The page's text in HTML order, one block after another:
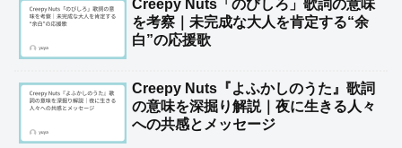
Creepy Nuts「のびしろ」歌詞の意味
を考察｜未完成な大人を肯定する“余
白”の応援歌
Creepy Nuts『よふかしのうた』歌詞
の意味を深掘り解説｜夜に生きる人々
への共感とメッセージ